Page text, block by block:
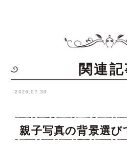
関連記
2026.07.30
親子写真の背景選び